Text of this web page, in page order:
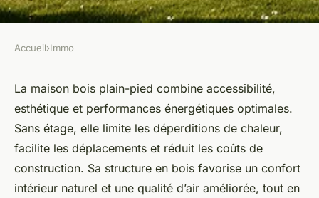
Maison bois plain-pied :
confort et économies d'énergie
Léa•4 juin 2025•5 min de lecture
Accueil›Immo
La maison bois plain-pied combine accessibilité,
esthétique et performances énergétiques optimales.
Sans étage, elle limite les déperditions de chaleur,
facilite les déplacements et réduit les coûts de
construction. Sa structure en bois favorise un confort
intérieur naturel et une qualité d’air améliorée, tout en